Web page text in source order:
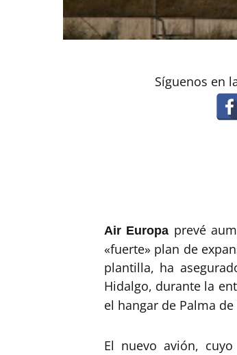
Síguenos en
Air Europa prevé
«fuerte» plan de
plantilla, ha
Hidalgo, durante la
el hangar de Palma
El nuevo avión,